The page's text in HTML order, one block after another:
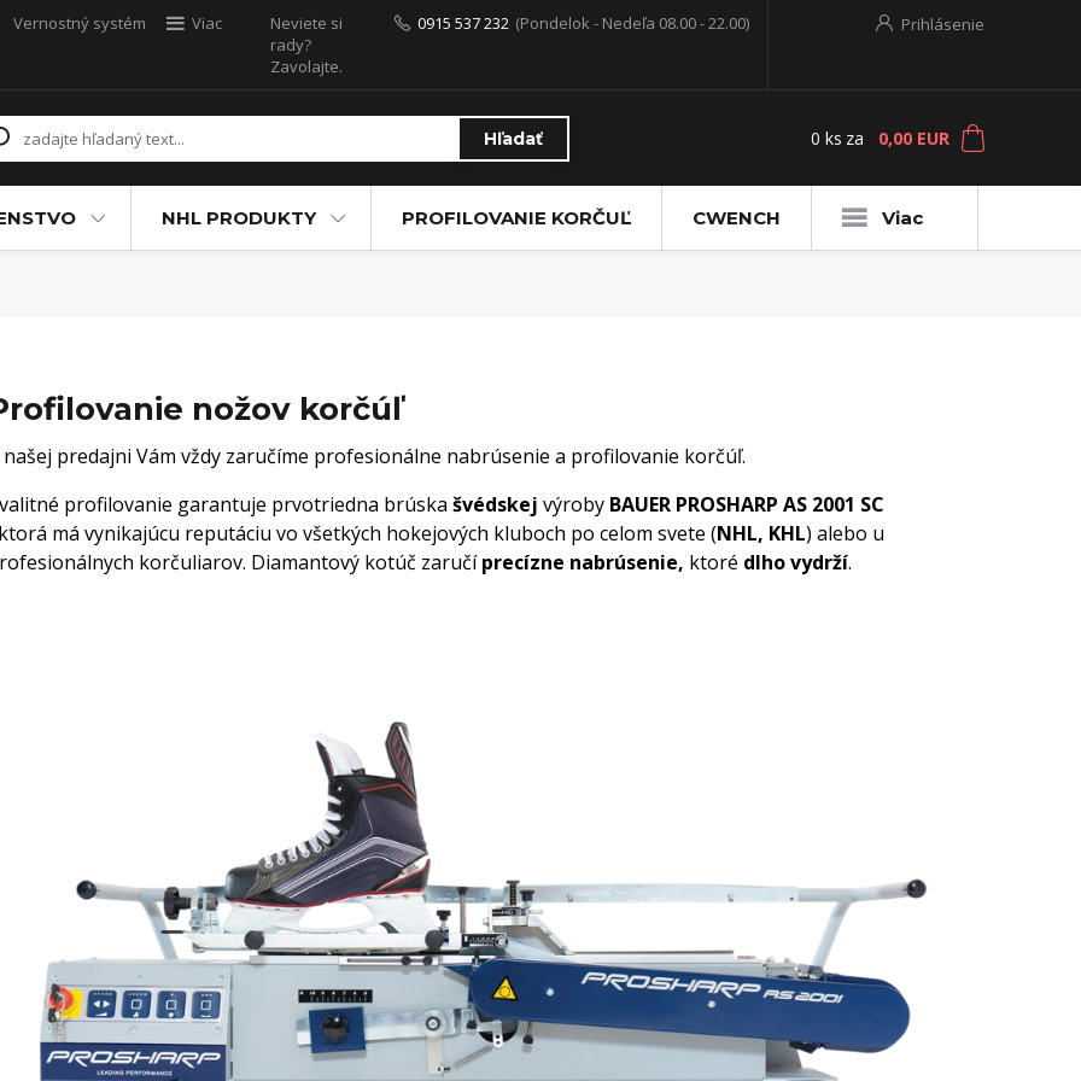
Vernostný systém Viac Prihlásenie
Hľadať
Neviete si
rady?
Zavolajte.
0915 537 232 (Pondelok - Nedeľa 08.00 - 22.00)
0 ks za 0,00 EUR
NHL PRODUKTY PROFILOVANIE KORČUĽ CWENCH Viac
nožov korčúľ
našej predajni Vám vždy zaručíme profesionálne nabrúsenie a profilovanie korčúľ.
profilovanie garantuje prvotriedna brúska švédskej výroby BAUER PROSHARP AS 2001 SC
má vynikajúcu reputáciu vo všetkých hokejových kluboch po celom svete (NHL, KHL) alebo u
korčuliarov. Diamantový kotúč zaručíprecízne nabrúsenie, ktoré dlho vydrží.